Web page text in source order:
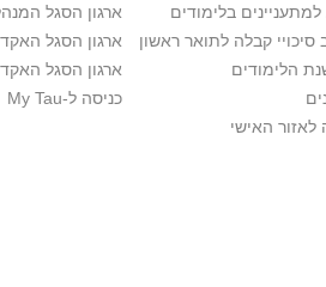
בלימודים
סיכויי קבלה לתואר ראשון
הלימודים
לאזור האישי
ארגון הסגל
ארגון הסגל
ארגון הסגל
כניסה ל-My Tau